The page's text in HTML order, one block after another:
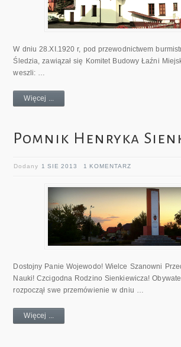
W dniu 28.XI.1920 r, pod przewodnictwem
Śledzia, zawiązał się Komitet Budowy Łaźni
weszli: …
Więcej ...
Pomnik Henryka
Dodany 1 SIE 2013 1 KOMENTARZ
Dostojny Panie Wojewodo! Wielce Szanowni
Nauki! Czcigodna Rodzino Sienkiewicza!
rozpoczął swe przemówienie w dniu …
Więcej ...